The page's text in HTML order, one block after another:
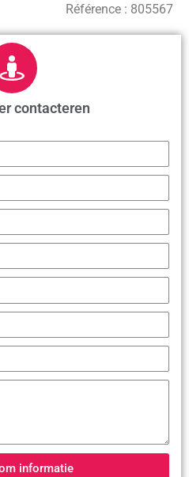
Référence : 805567
contacteren
informatie